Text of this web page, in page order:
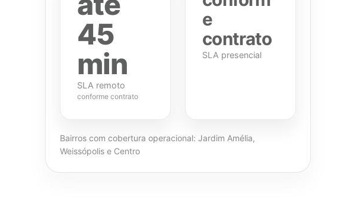
45
min
SLA remoto
conforme contrato
e
contrato
SLA presencial
Bairros com cobertura operacional: Jardim Amélia,
Weissópolis e Centro